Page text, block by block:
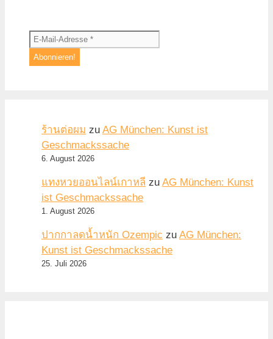
ร้านต่อผม zu AG München: Kunst ist
Geschmackssache
6. August 2026
แทงหวยออนไลน์เกาหลี zu AG München: Kunst
ist Geschmackssache
1. August 2026
ปากกาลดน้ำหนัก Ozempic zu AG München:
Kunst ist Geschmackssache
25. Juli 2026